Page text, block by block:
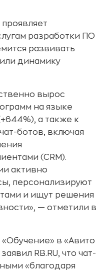
разработки ПО
развивать
динамику
вырос
на языке
а также к
ботов, включая
(CRM).
активно
персонализируют
и ищут решения
— отметили в
в «Авито
RB.RU, что чат-
«благодаря